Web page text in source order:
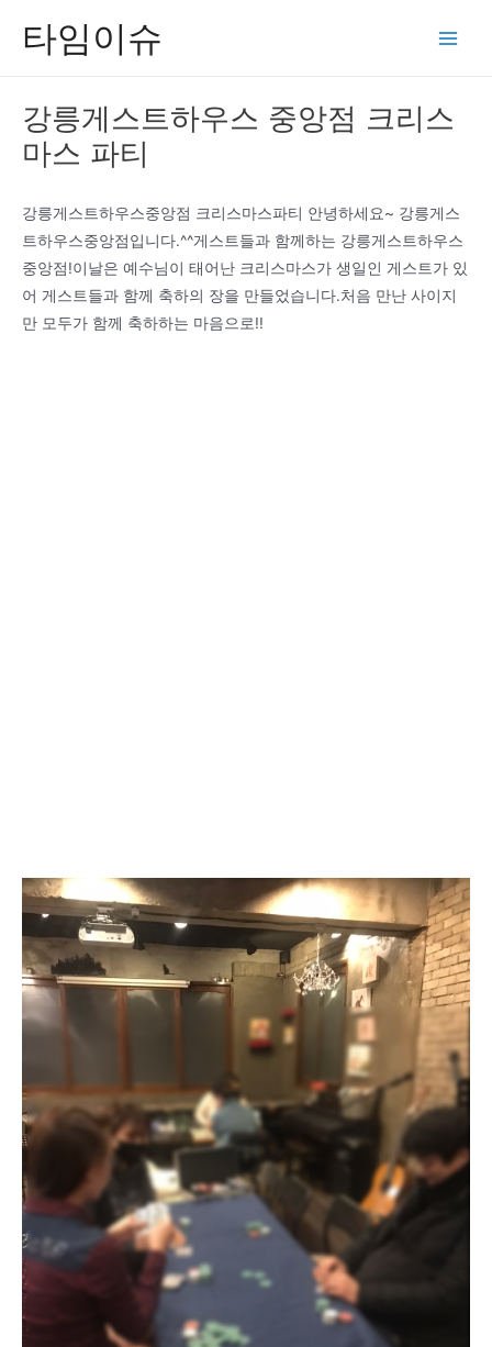
타임이슈
강릉게스트하우스 중앙점 크리스
마스 파티
강릉게스트하우스중앙점 크리스마스파티 안녕하세요~ 강릉게스
트하우스중앙점입니다.^^게스트들과 함께하는 강릉게스트하우스
중앙점!이날은 예수님이 태어난 크리스마스가 생일인 게스트가 있
어 게스트들과 함께 축하의 장을 만들었습니다.처음 만난 사이지
만 모두가 함께 축하하는 마음으로!!